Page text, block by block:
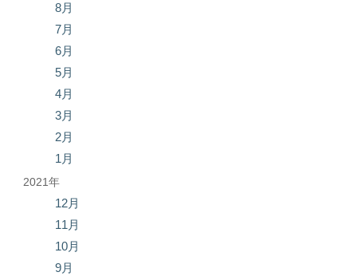
8月
7月
6月
5月
4月
3月
2月
1月
2021年
12月
11月
10月
9月